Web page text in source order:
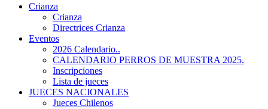
Crianza
Crianza
Directrices Crianza
Eventos
2026 Calendario..
CALENDARIO PERROS DE MUESTRA 2025.
Inscripciones
Lista de jueces
JUECES NACIONALES
Jueces Chilenos